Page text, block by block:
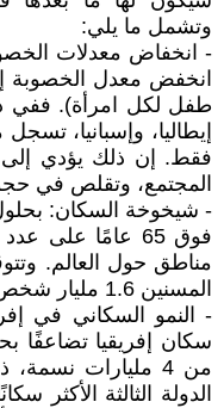
وتشمل ما يلي:
- انخفاض معدلات
طفل لكل امرأة). ففي
فقط. إن ذلك يؤدي
المجتمع، وتقلص في
مناطق حول العالم.
المسنين 1.6 مليار شخص بحلول منتصف القرن.
- النمو السكاني في
من 4 مليارات
الدولة الثالثة الأكثر